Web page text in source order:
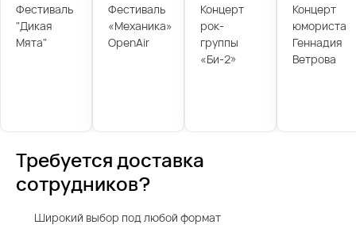
Фестиваль
"Дикая
Мята"
Фестиваль
«Механика»
OpenAir
Концерт
рок-
группы
«Би-2»
Концерт
юмориста
Геннадия
Ветрова
Требуется доставка
сотрудников?
Широкий выбор под любой формат